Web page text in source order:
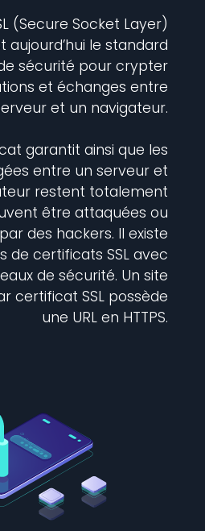
(Secure Socket Layer)
aujourd’hui le standard
sécurité pour crypter
et échanges entre
et un navigateur.
garantit ainsi que les
entre un serveur et
restent totalement
être attaquées ou
des hackers. Il existe
de certificats SSL avec
de sécurité. Un site
certificat SSL possède
une URL en HTTPS.